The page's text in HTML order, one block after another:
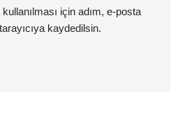
için adım, e-posta
kaydedilsin.